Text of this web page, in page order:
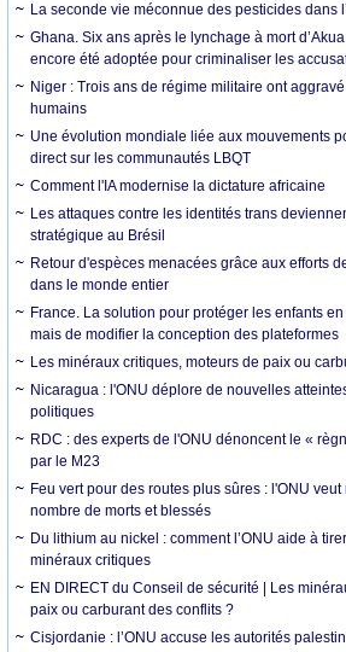
La seconde vie méconnue des pesticides dans
Ghana. Six ans après le lynchage à mort
encore été adoptée pour criminaliser les
Niger : Trois ans de régime militaire ont
humains
Une évolution mondiale liée aux mouvements
direct sur les communautés LBQT
Comment l'IA modernise la dictature africaine
Les attaques contre les identités trans
stratégique au Brésil
Retour d'espèces menacées grâce aux efforts
dans le monde entier
France. La solution pour protéger les enfants en
mais de modifier la conception des plateformes
Les minéraux critiques, moteurs de paix ou
Nicaragua : l'ONU déplore de nouvelles
politiques
RDC : des experts de l'ONU dénoncent le «
par le M23
Feu vert pour des routes plus sûres : l'ONU
nombre de morts et blessés
Du lithium au nickel : comment l’ONU aide à
minéraux critiques
EN DIRECT du Conseil de sécurité | Les
paix ou carburant des conflits ?
Cisjordanie : l’ONU accuse les autorités